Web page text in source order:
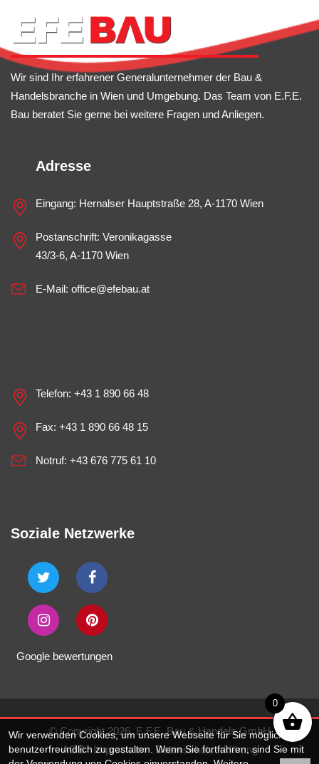
Wir sind Ihr erfahrener Generalunternehmer der Bau &
Handelsbranche in Wien und Umgebung. Das Team von E.F.E.
Bau beratet Sie gerne bei weitere Fragen und Anliegen.
Adresse
Eingang: Hernalser Hauptstraße 28, A-1170 Wien
Postanschrift: Veronikagasse
43/3-6, A-1170 Wien
E-Mail: office@efebau.at
Telefon: +43 1 890 66 48
Fax: +43 1 890 66 48 15
Notruf: +43 676 775 61 10
Soziale Netzwerke
Google bewertungen
© Copyright 2026. E.F.E. Bau & Handels GmbH
AGB
Impressum Datenschutzerklärung
Wir verwenden Cookies, um unsere Webseite für Sie möglichst
benutzerfreundlich zu gestalten. Wenn Sie fortfahren, sind Sie mit
0